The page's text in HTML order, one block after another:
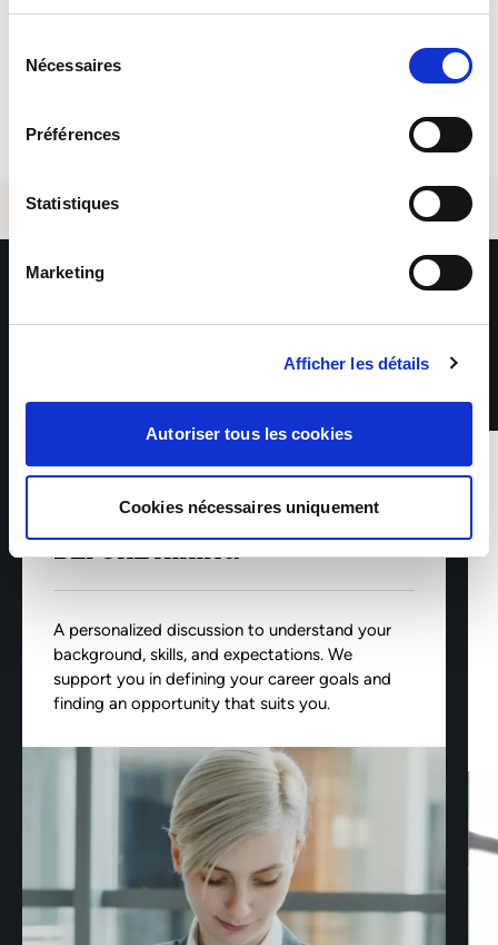
services.
Nécessaires
Préférences
Statistiques
Marketing
Afficher les détails
Autoriser tous les cookies
Cookies nécessaires uniquement
*The information collected by Sofitex Luxembourg via this
marked with an asterisk is mandatory – failure to provide
departments of Sofitex Luxembourg, its clients, and any
Policy. In accordance with Regulation (EU) 2016/679 on the
by proof of identity, to: rgpd@sofitex.lu
1 on 4
BEFORE HIRING
A personalized discussion to understand your
background, skills, and expectations. We
support you in defining your career goals and
finding an opportunity that suits you.